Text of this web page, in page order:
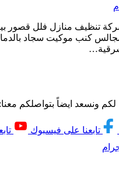
تنظيف منازل فلل قصور
كنب موكيت سجاد
لكم ونسعد ايضاً بتواصلكم معنا:
تابعنا على فيسبوك